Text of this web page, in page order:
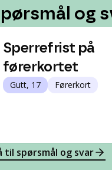
og
Sperrefrist på
førerkortet
Gutt, 17 Førerkort
til spørsmål og svar